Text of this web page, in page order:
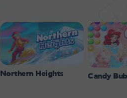
Northern Heights Candy